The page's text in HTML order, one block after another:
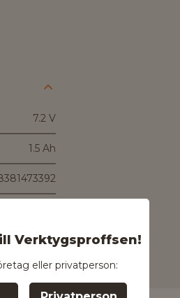
Verktygsproffsen!
eller privatperson:
7.2 V
1.5 Ah